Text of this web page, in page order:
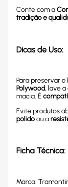
Conte com a
tradição e
Dicas de Uso:
Para preservar o
Polywood, lave a
macia. É
Evite produtos
polidoou a
Ficha Técnica:
Marca: